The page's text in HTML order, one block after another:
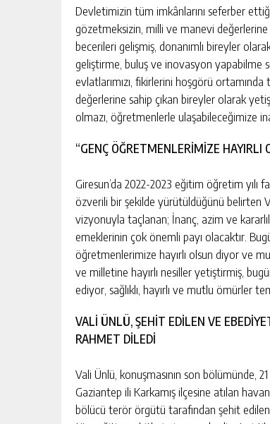
Devletimizin tüm imkânlarını seferber
gözetmeksizin, milli ve manevi
becerileri gelişmiş, donanımlı bireyler
geliştirme, buluş ve inovasyon yapabilme
evlatlarımızı, fikirlerini hoşgörü
değerlerine sahip çıkan bireyler olarak
olmazı, öğretmenlerle ulaşabileceğimize
“GENÇ ÖĞRETMENLERİMİZE HAYIRLI
Giresun’da 2022-2023 eğitim öğretim
özverili bir şekilde yürütüldüğünü belirten
vizyonuyla taçlanan; İnanç, azim ve
emeklerinin çok önemli payı olacaktır.
öğretmenlerimize hayırlı olsun diyor ve
ve milletine hayırlı nesiller yetiştirmiş,
ediyor, sağlıklı, hayırlı ve mutlu ömürler
VALİ ÜNLÜ, ŞEHİT EDİLEN VE
RAHMET DİLEDİ
Vali Ünlü, konuşmasının son bölümünde,
Gaziantep ili Karkamış ilçesine atılan
bölücü terör örgütü tarafından şehit